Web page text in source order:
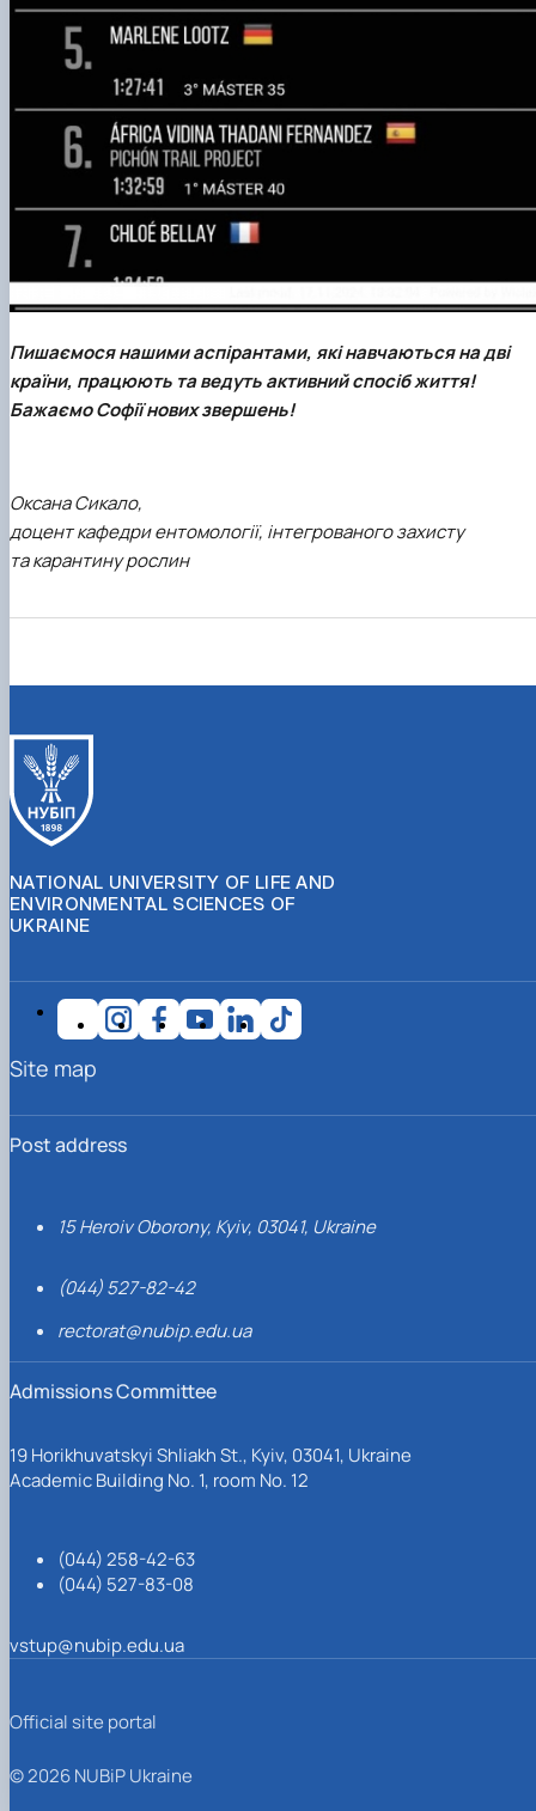
Пишаємося нашими аспірантами, які навчаються на дві
країни, працюють та ведуть активний спосіб життя!
Бажаємо Софії нових звершень!
Оксана Сикало,
доцент кафедри ентомології, інтегрованого захисту
та карантину рослин
NATIONAL UNIVERSITY OF LIFE AND
ENVIRONMENTAL SCIENCES OF
UKRAINE
Post address
15 Heroiv Oborony, Kyiv, 03041, Ukraine
(044) 527-82-42
rectorat@nubip.edu.ua
Admissions Committee
19 Horikhuvatskyi Shliakh St., Kyiv, 03041, Ukraine
Academic Building No. 1, room No. 12
(044) 258-42-63
(044) 527-83-08
vstup@nubip.edu.ua
Site map
Official site portal
© 2026 NUBiP Ukraine